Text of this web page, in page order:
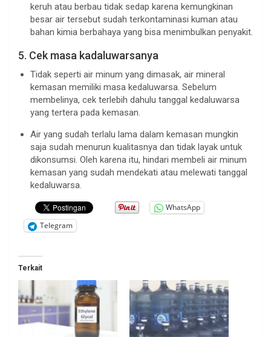
keruh atau berbau tidak sedap karena kemungkinan
besar air tersebut sudah terkontaminasi kuman atau
bahan kimia berbahaya yang bisa menimbulkan penyakit.
5. Cek masa kadaluwarsanya
Tidak seperti air minum yang dimasak, air mineral
kemasan memiliki masa kedaluwarsa. Sebelum
membelinya, cek terlebih dahulu tanggal kedaluwarsa
yang tertera pada kemasan.
Air yang sudah terlalu lama dalam kemasan mungkin
saja sudah menurun kualitasnya dan tidak layak untuk
dikonsumsi. Oleh karena itu, hindari membeli air minum
kemasan yang sudah mendekati atau melewati tanggal
kedaluwarsa.
WhatsApp
Telegram
Terkait